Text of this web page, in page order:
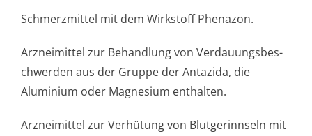
Schmerzmittel mit dem Wirkstoff Phenazon.
Arzneimittel zur Behandlung von Verdauungsbes­
chwerden aus der Gruppe der Antazida, die
Aluminium oder Magnesium enthalten.
Arzneimittel zur Verhütung von Blutgerinnseln mit